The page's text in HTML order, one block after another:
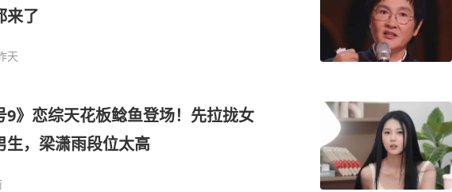
来了
天
9》恋综天花板鲶鱼登场！先拉拢女
生，梁潇雨段位太高